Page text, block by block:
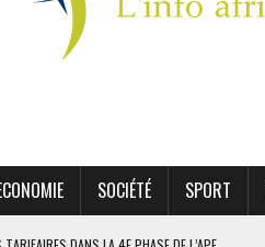
SOCIÉTÉ SPORT